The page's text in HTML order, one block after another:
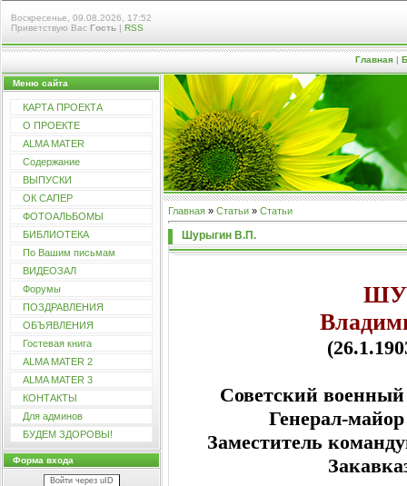
Воскресенье, 09.08.2026, 17:52
Приветствую Вас Гость | RSS
Главная|
Меню сайта
КАРТА ПРОЕКТА
О ПРОЕКТЕ
ALMA MATER
Содержание
ВЫПУСКИ
ОК САПЕР
ФОТОАЛЬБОМЫ
БИБЛИОТЕКА
По Вашим письмам
ВИДЕОЗАЛ
Форумы
ПОЗДРАВЛЕНИЯ
ОБЪЯВЛЕНИЯ
Гостевая книга
ALMA MATER 2
ALMA MATER 3
КОНТАКТЫ
Для админов
БУДЕМ ЗДОРОВЫ!
Форма входа
Войти через uID
Главная » Статьи » Статьи
Шурыгин В.П.
Советский
Генерал-
Заместитель